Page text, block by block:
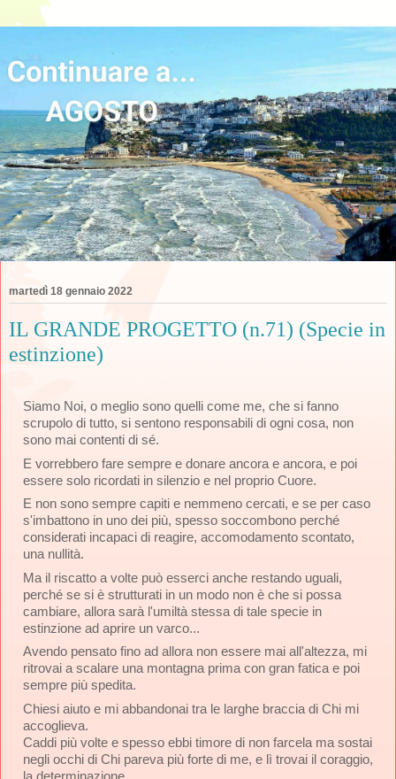
martedì 18 gennaio 2022
IL GRANDE PROGETTO (n.71) (Specie in
estinzione)
Siamo Noi, o meglio sono quelli come me, che si fanno
scrupolo di tutto, si sentono responsabili di ogni cosa, non
sono mai contenti di sé.
E vorrebbero fare sempre e donare ancora e ancora, e poi
essere solo ricordati in silenzio e nel proprio Cuore.
E non sono sempre capiti e nemmeno cercati, e se per caso
s'imbattono in uno dei più, spesso soccombono perché
considerati incapaci di reagire, accomodamento scontato,
una nullità.
Ma il riscatto a volte può esserci anche restando uguali,
perché se si è strutturati in un modo non è che si possa
cambiare, allora sarà l'umiltà stessa di tale specie in
estinzione ad aprire un varco...
Avendo pensato fino ad allora non essere mai all'altezza, mi
ritrovai a scalare una montagna prima con gran fatica e poi
sempre più spedita.
Chiesi aiuto e mi abbandonai tra le larghe braccia di Chi mi
accoglieva.
Caddi più volte e spesso ebbi timore di non farcela ma sostai
negli occhi di Chi pareva più forte di me, e lì trovai il coraggio,
la determinazione.